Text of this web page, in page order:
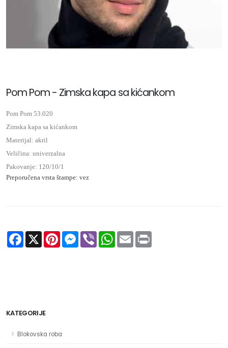
Pom Pom - Zimska kapa sa kićankom
Pom Pom 53.020
Zimska kapa sa kićankom
Materijal: akril
Veličina: univerzalna
Pakovanje: 120/10/1
Preporučena vrsta štampe: vez
Facebook
X PinterestMessenger
Viber WhatsApp
Email
KATEGORIJE
Blokovska roba